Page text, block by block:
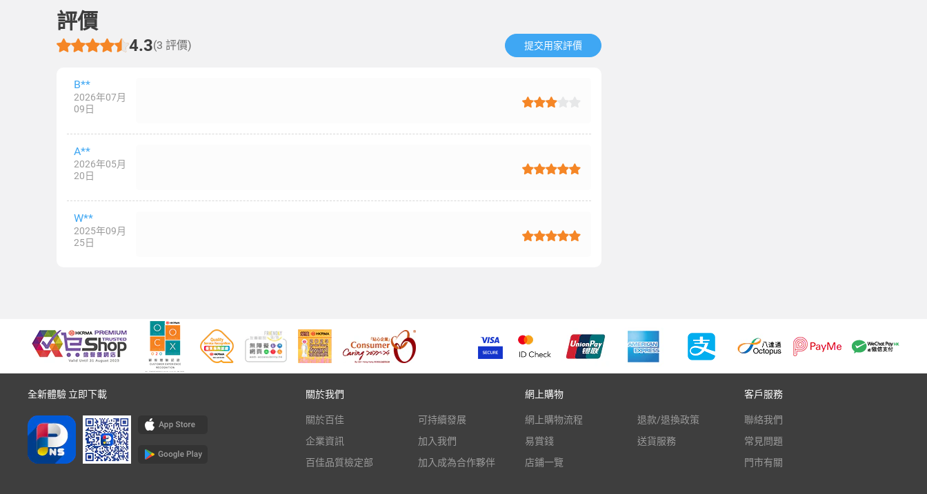
評價
4.3(3 評價) 提交用家評價​
B**
2026年07月
09日
A**
2026年05月
20日
W**
2025年09月
25日
全新體驗 立即下載 關於我們
關於百佳
企業資訊
百佳品質檢定部
可持續發展
加入我們
加入成為合作夥伴
網上購物
網上購物流程
易賞錢
店鋪一覽
退款/退換政策
送貨服務
客戶服務
聯絡我們
常見問題
門市有關